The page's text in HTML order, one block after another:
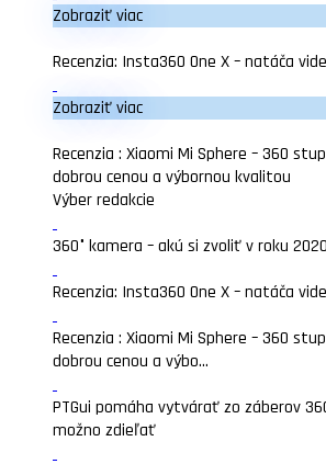
Zobraziť viac
Recenzia: Insta360 One X – natáča
Zobraziť viac
Recenzia : Xiaomi Mi Sphere – 360
dobrou cenou a výbornou kvalitou
Výber redakcie
360° kamera – akú si zvoliť v roku
Recenzia: Insta360 One X – natáča
Recenzia : Xiaomi Mi Sphere – 360
dobrou cenou a výbo...
PTGui pomáha vytvárať zo záberov
možno zdieľať